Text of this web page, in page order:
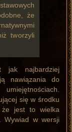
że
tworzyli
jak najbardziej
nawiązania do
się w środku
że jest to wielka
Wywiad w wersji